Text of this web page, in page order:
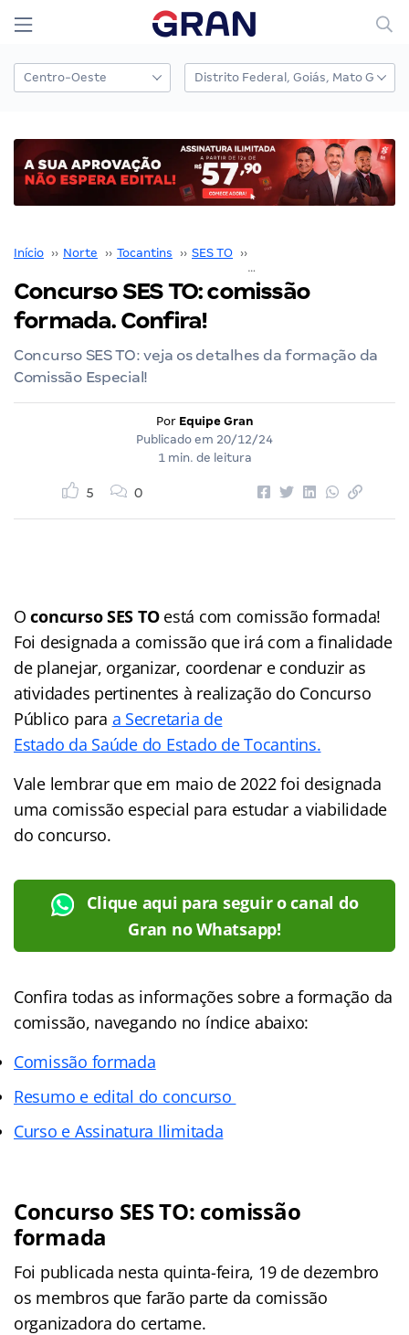
Início ›› Norte ›› Tocantins ›› SES TO ››
Concurso SES TO: comissão
formada. Confira!
Concurso SES TO: veja os detalhes da formação da
Comissão Especial!
Por Equipe Gran
Publicado em 20/12/24
1 min. de leitura
5 0
Oconcurso SES TOestá com comissão formada!
Foi designada a comissão que irá com a finalidade
de planejar, organizar, coordenar e conduzir as
atividades pertinentes à realização do Concurso
Público para a Secretaria de
Estado da Saúde do Estado de Tocantins.
Vale lembrar que em maio de 2022 foi designada
uma comissão especial para estudar a viabilidade
do concurso.
Clique aqui para seguir o canal do
Gran no Whatsapp!
Confira todas as informações sobre a formação da
comissão, navegando no índice abaixo:
Comissão formada
Resumo e edital do concurso
Curso e Assinatura Ilimitada
Concurso SES TO: comissão
formada
Foi publicada nesta quinta-feira, 19 de dezembro
os membros que farão parte da comissão
organizadora do certame.